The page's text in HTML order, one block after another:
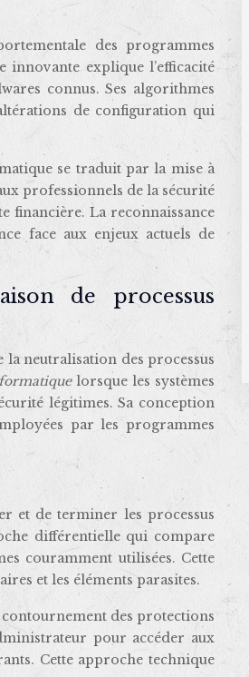
des programmes
explique l’efficacité
connus. Ses algorithmes
de configuration qui
se traduit par la mise à
professionnels de la sécurité
financière. La reconnaissance
face aux enjeux actuels de
de processus
la neutralisation des processus
lorsque les systèmes
légitimes. Sa conception
par les programmes
et de terminer les processus
différentielle qui compare
couramment utilisées. Cette
et les éléments parasites.
contournement des protections
pour accéder aux
Cette approche technique